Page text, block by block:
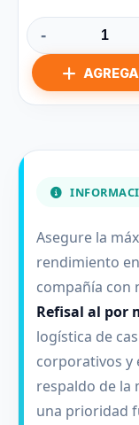
-
Asegure la
rendimiento
compañía con
Refisal al por
logística de
corporativos y
respaldo de la
una prioridad